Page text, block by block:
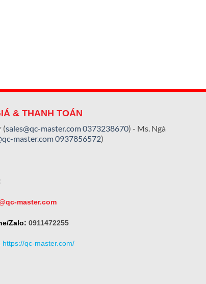
& THANH TOÁN
(sales@qc-master.com0373238670) - Ms. Ngà
master.com0937856572)
master.com
Zalo: 0911472255
https://qc-master.com/